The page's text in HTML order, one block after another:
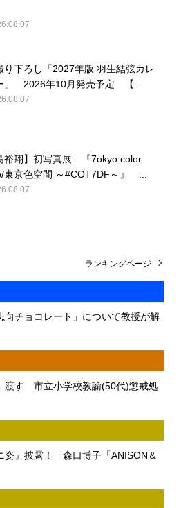
り下ろし「2027年版 羽生結弦カレ
」 2026年10月発売予定 【...
裕翔】初写真展 『7okyo color
東京色空間 ～#COT7DF～』 ...
向チョコレート」について教授が解
渡す 市立小学校教諭(50代)懲戒処
姿』披露！ 森口博子「ANISON＆
ランキングページ